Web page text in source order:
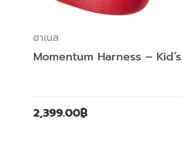
ฮาเนส
Momentum Harness – Kid’s
2,399.00฿